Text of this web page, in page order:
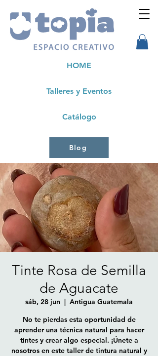
Talleres y Eventos
HOME
Catálogo
Blog
Tinte Rosa de Semilla
de Aguacate
sáb, 28 jun
  |
Antigua Guatemala
No te pierdas esta oportunidad de
aprender una técnica natural para hacer
tintes y crear algo especial. ¡Únete a
nosotros en este taller de tintura natural y